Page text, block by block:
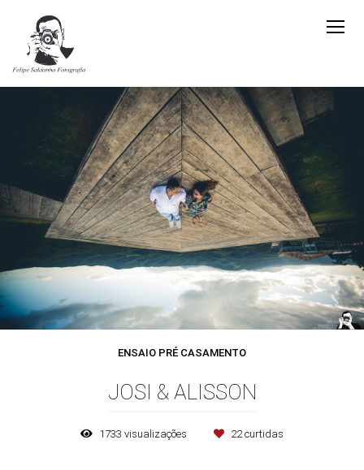
ENSAIO PRÉ CASAMENTO
JOSI & ALISSON
1733 visualizações 22 curtidas